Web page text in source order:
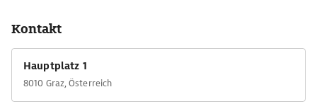
Kontakt
Hauptplatz 1
8010 Graz, Österreich